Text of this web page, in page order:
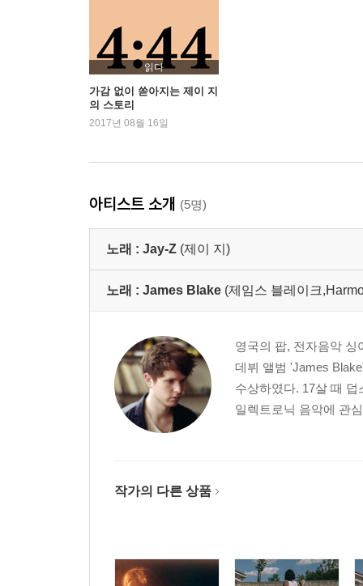
읽다
가감 없이 쏟아지는 제이 지
의 스토리
2017년 08월 16일
아티스트 소개 (5명)
노래 : Jay-Z (제이 지)
노래 : James Blake (제임스 블레이크
영국의 팝, 전자음악 싱
데뷔 앨범 'James
수상하였다. 17살 때
일렉트로닉 음악에 관
작가의 다른 상품